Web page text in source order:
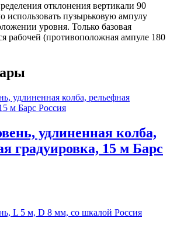
отклонения вертикали 90
использовать пузырьковую ампулу
уровня. Только базовая
рабочей (противоположная ампуле 180
удлиненная колба,
градуировка, 15 м Барс